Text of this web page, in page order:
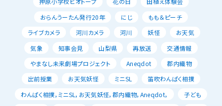
おらんうーたん発行20年
にじ
もも＆ピーチ
ライブカメラ
河川カメラ 河川 妖怪
お天気
気象
知事会見 山梨県 再放送
交通情報
やまなし未来劇場プロジェクト
Aneqdot
郡内織物
出前授業
お天気妖怪 ミニSL
笛吹わんぱく相撲
わんぱく相撲，ミニSL，お天気妖怪，郡内織物，Aneqdot，
子ども